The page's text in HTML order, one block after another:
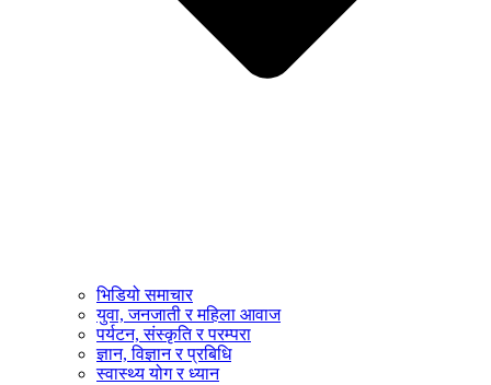
भिडियो समाचार
युवा, जनजाती र महिला आवाज
पर्यटन, संस्कृति र परम्परा
ज्ञान, विज्ञान र प्रबिधि
स्वास्थ्य योग र ध्यान